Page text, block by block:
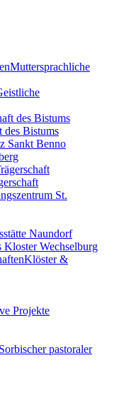
Muttersprachliche
des Bistums
Sankt Benno
St.
Naundorf
Kloster Wechselburg
Klöster &
Projekte
Sorbischer pastoraler